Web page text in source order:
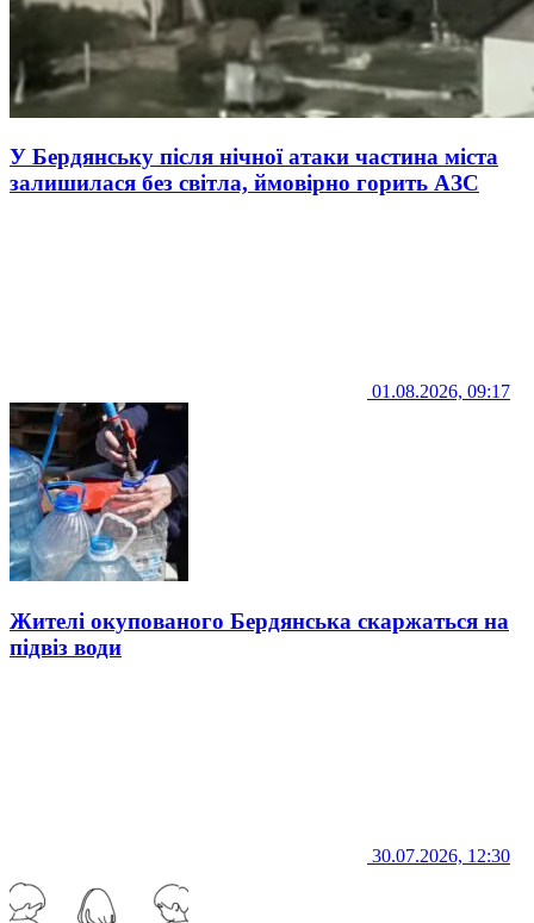
У Бердянську після нічної атаки частина міста
залишилася без світла, ймовірно горить АЗС
01.08.2026, 09:17
Жителі окупованого Бердянська скаржаться на
підвіз води
30.07.2026, 12:30